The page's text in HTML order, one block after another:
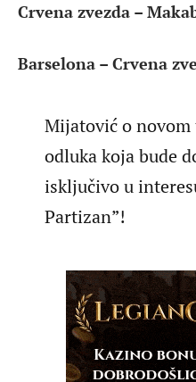
Crvena zvezda –
Barselona – Crvena
Mijatović o novom
odluka koja bude
isključivo u
Partizan”!